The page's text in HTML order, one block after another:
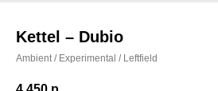
Kettel – Dubio
Ambient / Experimental / Leftfield